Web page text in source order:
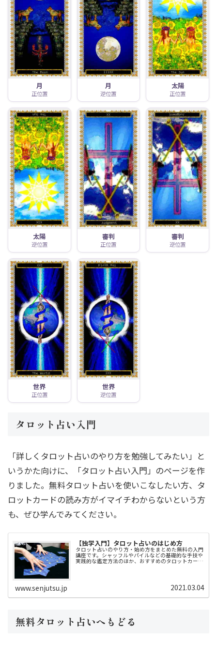
月
正位置
月
逆位置
太陽
正位置
太陽
逆位置
審判
正位置
審判
逆位置
世界
正位置
世界
逆位置
タロット占い入門
「詳しくタロット占いのやり方を勉強してみたい」と
いうかた向けに、「タロット占い入門」のページを作
りました。無料タロット占いを使いこなしたい方、タ
ロットカードの読み方がイマイチわからないという方
も、ぜひ学んでみてください。
【独学入門】タロット占いのはじめ方
タロット占いのやり方・始め方をまとめた無料の入門
講座です。シャッフルやパイルなどの基礎的な手技や
実践的な鑑定方法のほか、おすすめのタロットカード
www.senjutsu.jp 2021.03.04
無料タロット占いへもどる